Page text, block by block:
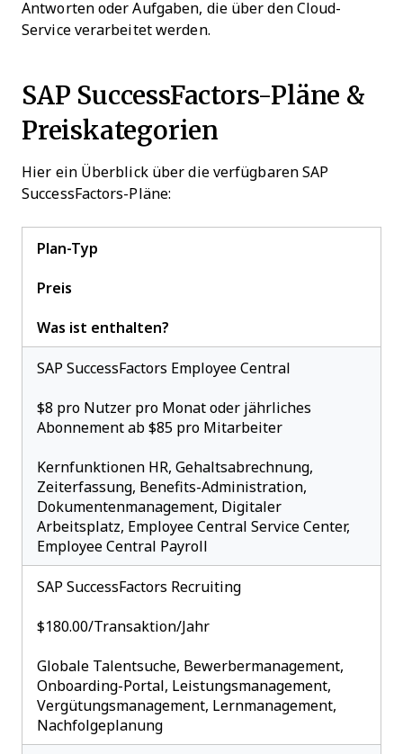
Antworten oder Aufgaben, die über den Cloud-
Service verarbeitet werden.
SAP SuccessFactors-Pläne &
Preiskategorien
Hier ein Überblick über die verfügbaren SAP
SuccessFactors-Pläne:
Plan-Typ
Preis
Was ist enthalten?
SAP SuccessFactors Employee Central
$8 pro Nutzer pro Monat oder jährliches
Abonnement ab $85 pro Mitarbeiter
Kernfunktionen HR, Gehaltsabrechnung,
Zeiterfassung, Benefits-Administration,
Dokumentenmanagement, Digitaler
Arbeitsplatz, Employee Central Service Center,
Employee Central Payroll
SAP SuccessFactors Recruiting
$180.00/Transaktion/Jahr
Globale Talentsuche, Bewerbermanagement,
Onboarding-Portal, Leistungsmanagement,
Vergütungsmanagement, Lernmanagement,
Nachfolgeplanung